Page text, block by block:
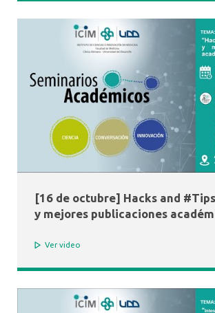
Ver video
[16 de octubre] Hacks and
y mejores publicaciones